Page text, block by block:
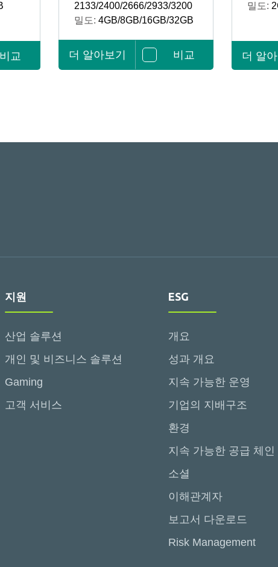
비교
2133/2400/2666/2933/3200
밀도: 4GB/8GB/16GB/32GB
더 알아보기 비교
밀도:
더 알아
지원
산업 솔루션
개인 및 비즈니스 솔루션
Gaming
고객 서비스
ESG
개요
성과 개요
지속 가능한 운영
기업의 지배구조
환경
지속 가능한 공급 체인
소셜
이해관계자
보고서 다운로드
Risk Management